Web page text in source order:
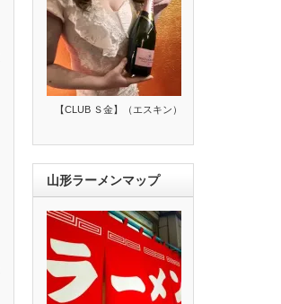
【CLUB Ｓ金】（エスキン）
山形ラーメンマップ